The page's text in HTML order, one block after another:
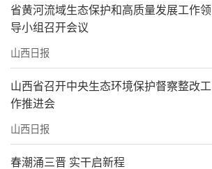
省黄河流域生态保护和高质量发展工作领
导小组召开会议
山西日报
山西省召开中央生态环境保护督察整改工
作推进会
山西日报
春潮涌三晋 实干启新程